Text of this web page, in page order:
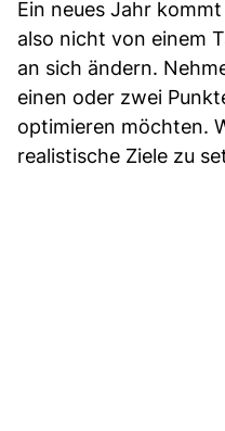
Ein neues Jahr
also nicht von einem
an sich ändern.
einen oder zwei
optimieren möchten.
realistische Ziele zu